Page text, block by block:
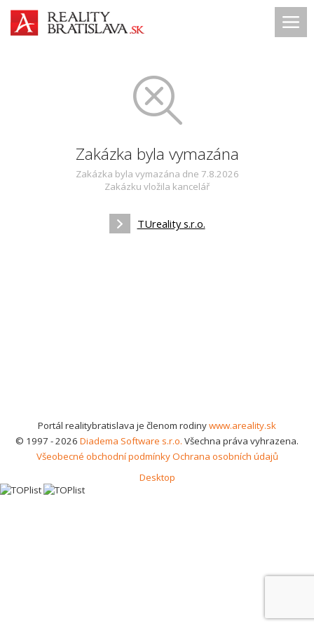
Zakázka byla vymazána
Zakázka byla vymazána dne 7.8.2026
Zakázku vložila kancelář
TUreality s.r.o.
Portál realitybratislava je členom rodinywww.areality.sk
© 1997 - 2026 Diadema Software s.r.o. Všechna práva vyhrazena.
Všeobecné obchodní podmínkyOchrana osobních údajů
Desktop